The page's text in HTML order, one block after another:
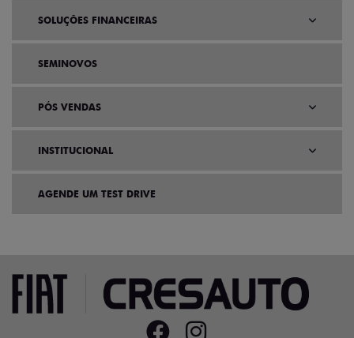
SOLUÇÕES FINANCEIRAS
SEMINOVOS
PÓS VENDAS
INSTITUCIONAL
AGENDE UM TEST DRIVE